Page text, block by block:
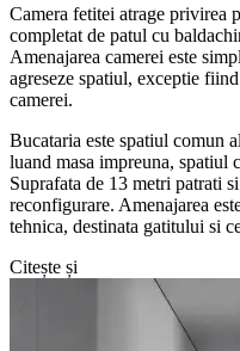
Camera fetitei atrage privirea
completat de patul cu
Amenajarea camerei este
agreseze spatiul, exceptie
camerei.
Bucataria este spatiul comun
luand masa impreuna, spatiul
Suprafata de 13 metri patrati
reconfigurare. Amenajarea
tehnica, destinata gatitului si
Citește și